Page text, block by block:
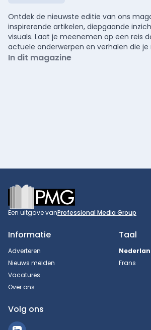
Ontdek de nieuwste editie van ons
inspirerende artikelen, diepgaande
visuals. Laat je meenemen op een reis
actuele onderwerpen en verhalen die je
In dit magazine
Footer
Een uitgave vanProfessional Media Group
Informatie
Adverteren
Nieuws melden
Vacatures
Over ons
Taal
Frans
Volg ons